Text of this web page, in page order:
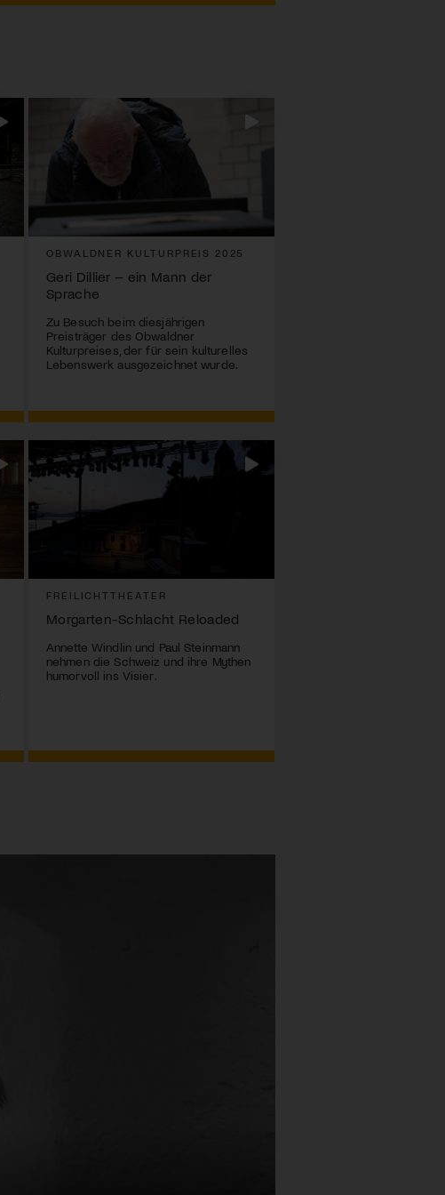
OBWALDNER KULTURPREIS 2025
Geri Dillier – ein Mann der
Sprache
Zu Besuch beim diesjährigen
Preisträger des Obwaldner
Kulturpreises, der für sein kulturelles
Lebenswerk ausgezeichnet wurde.
FREILICHTTHEATER
Morgarten-Schlacht Reloaded
Annette Windlin und Paul Steinmann
nehmen die Schweiz und ihre Mythen
humorvoll ins Visier.